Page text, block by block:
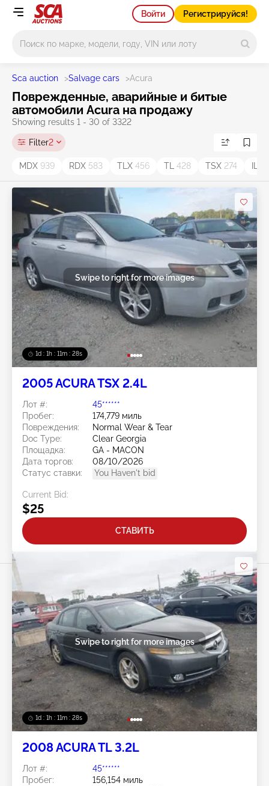
Войти Регистрируйся!
Sca auction >Salvage cars >Acura
Поврежденные, аварийные и битые
автомобили Acura на продажу
Showing results 1 - 30 of 3322
Filter2
MDX 939 RDX 583 TLX 456 TL 428 TSX 274
1d : 1h : 11m : 25s
Swipe to right for more images
2005 ACURA TSX 2.4L
Лот #:
45******
Пробег:
174,779 миль
Повреждения:
Normal Wear & Tear
Doc Type:
Clear Georgia
Площадка:
GA - MACON
Дата торгов:
08/10/2026
Статус ставки:
You Haven't bid
Current Bid:
$25
СТАВИТЬ
1d : 1h : 11m : 25s
Swipe to right for more images
2008 ACURA TL 3.2L
Лот #:
45******
Пробег:
156,154 миль